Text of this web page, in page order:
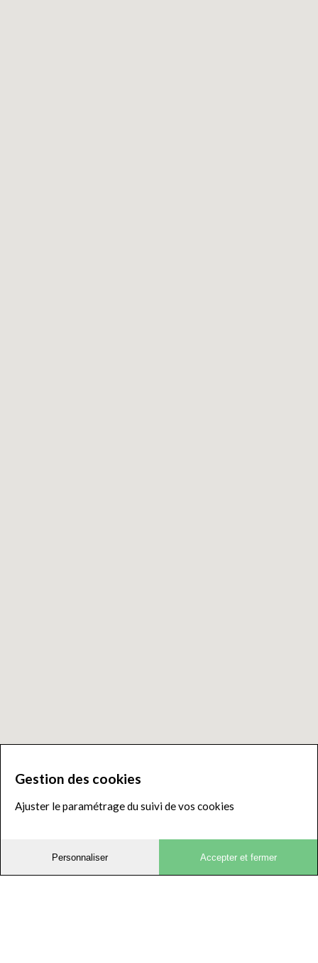
Gestion des cookies
Ajuster le paramétrage du suivi de vos cookies
Personnaliser Accepter et fermer